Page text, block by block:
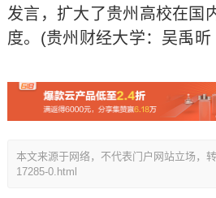
发言，扩大了贵州高校在国
度。(贵州财经大学：吴禹
本文来源于网络，不代表门户网站立场，
17285-0.html